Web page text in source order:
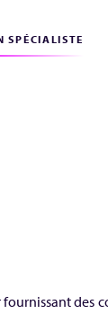
SPÉCIALISTE
des